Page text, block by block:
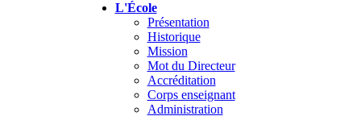
L'École
Présentation
Historique
Mission
Mot du Directeur
Accréditation
Corps enseignant
Administration